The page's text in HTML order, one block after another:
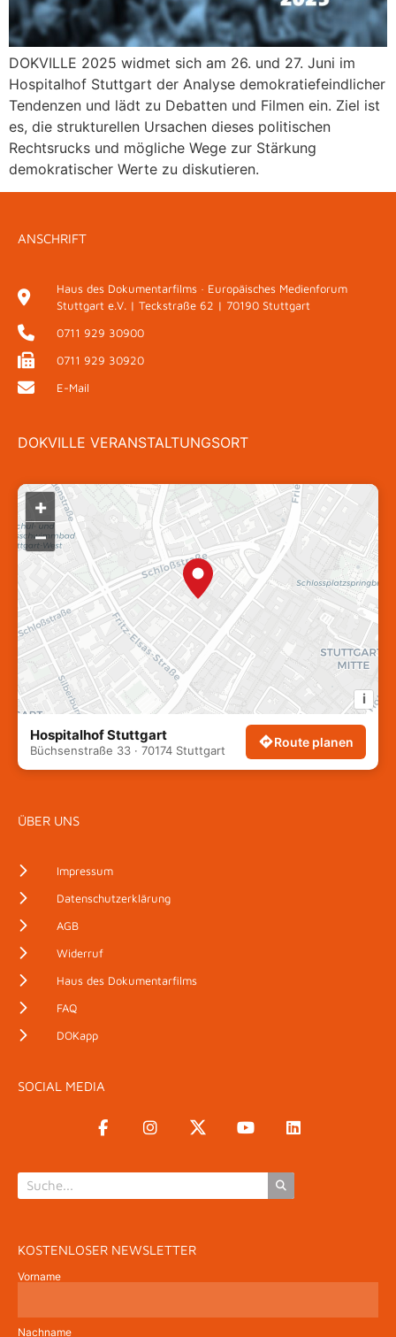
DOKVILLE 2025 widmet sich am 26. und 27. Juni im
Hospitalhof Stuttgart der Analyse demokratiefeindlicher
Tendenzen und lädt zu Debatten und Filmen ein. Ziel ist
es, die strukturellen Ursachen dieses politischen
Rechtsrucks und mögliche Wege zur Stärkung
demokratischer Werte zu diskutieren.
ANSCHRIFT
Haus des Dokumentarfilms · Europäisches Medienforum
Stuttgart e.V. | Teckstraße 62 | 70190 Stuttgart
0711 929 30900
0711 929 30920
E-Mail
DOKVILLE VERANSTALTUNGSORT
+
–
i
Hospitalhof Stuttgart
Büchsenstraße 33 · 70174 Stuttgart
Route planen
ÜBER UNS
Impressum
Datenschutzerklärung
AGB
Widerruf
Haus des Dokumentarfilms
FAQ
DOKapp
SOCIAL MEDIA
KOSTENLOSER NEWSLETTER
Vorname
Nachname